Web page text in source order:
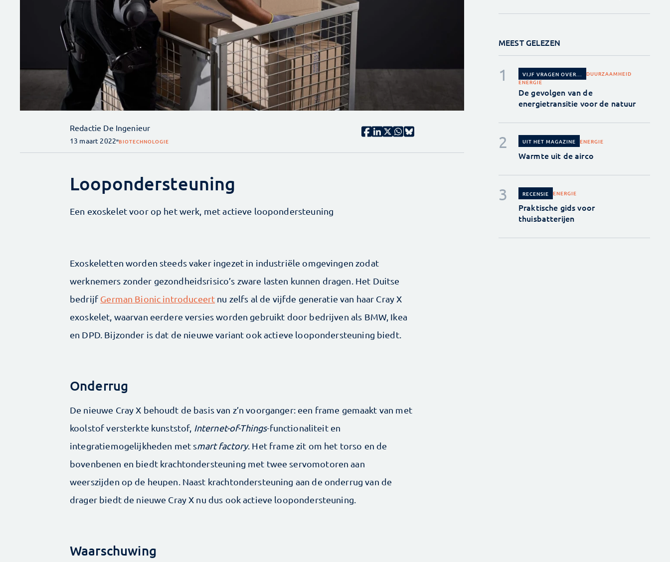
Redactie De Ingenieur
13 maart 2022 BIOTECHNOLOGIE
Loopondersteuning
Een exoskelet voor op het werk, met actieve loopondersteuning
Exoskeletten worden steeds vaker ingezet in industriële omgevingen zodat
werknemers zonder gezondheidsrisico’s zware lasten kunnen dragen. Het Duitse
bedrijf German Bionic introduceert nu zelfs al de vijfde generatie van haar Cray X
exoskelet, waarvan eerdere versies worden gebruikt door bedrijven als BMW, Ikea
en DPD. Bijzonder is dat de nieuwe variant ook actieve loopondersteuning biedt.
Onderrug
De nieuwe Cray X behoudt de basis van z’n voorganger: een frame gemaakt van met
koolstof versterkte kunststof, Internet-of-Things-functionaliteit en
integratiemogelijkheden met smart factory. Het frame zit om het torso en de
bovenbenen en biedt krachtondersteuning met twee servomotoren aan
weerszijden op de heupen. Naast krachtondersteuning aan de onderrug van de
drager biedt de nieuwe Cray X nu dus ook actieve loopondersteuning.
Waarschuwing
MEEST GELEZEN
VIJF VRAGEN OVER...
DUURZAAMHEID
ENERGIE
De gevolgen van de
energietransitie voor de natuur
UIT HET MAGAZINE ENERGIE
Warmte uit de airco
RECENSIE ENERGIE
Praktische gids voor
thuisbatterijen